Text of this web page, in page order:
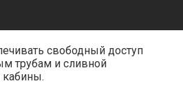
свободный доступ
трубам и сливной